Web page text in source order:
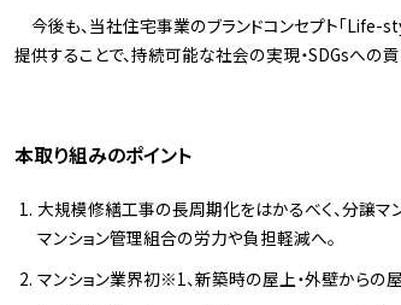
今後も、当社住宅事業のブランドコンセプト「
提供することで、持続可能な社会の実現・SDGsへの貢
本取り組みのポイント
大規模修繕工事の長周期化をはかるべく、分譲マ
マンション管理組合の労力や負担軽減へ。
マンション業界初※1、新築時の屋上・外壁から